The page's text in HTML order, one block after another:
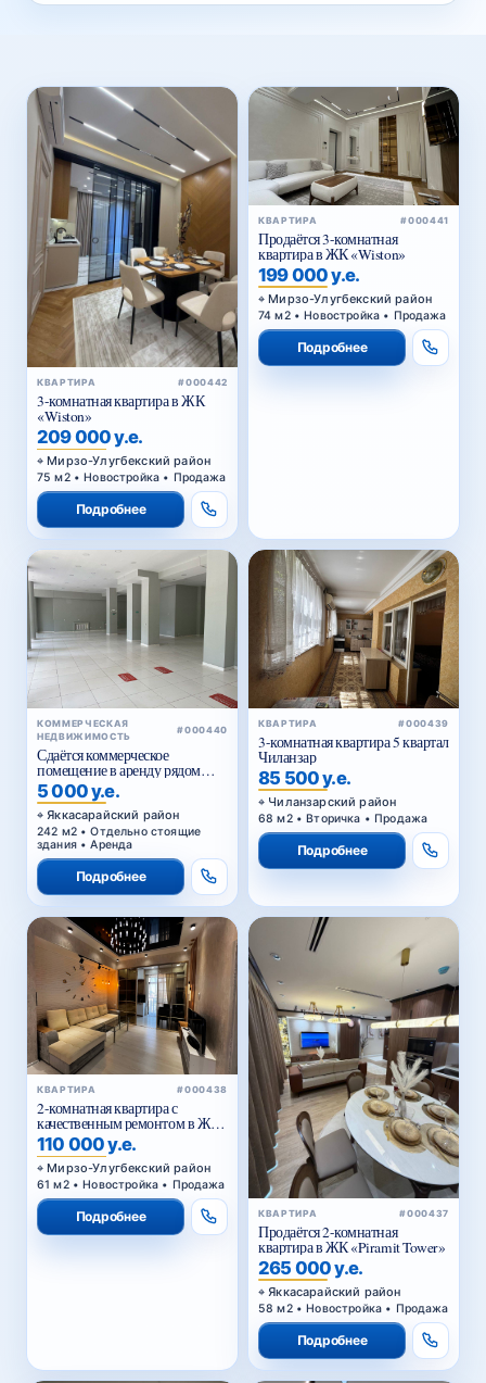
КВАРТИРА #000442
3-комнатная квартира в ЖК
«Wiston»
209 000 у.е.
Мирзо-Улугбекский район
75 м2 • Новостройка • Продажа
Подробнее
КВАРТИРА #000441
Продаётся 3-комнатная
квартира в ЖК «Wiston»
199 000 у.е.
Мирзо-Улугбекский район
74 м2 • Новостройка • Продажа
Подробнее
КОММЕРЧЕСКАЯ
НЕДВИЖИМОСТЬ
#000440
Сдаётся коммерческое
помещение в аренду рядом
Голубые купола
5 000 у.е.
Яккасарайский район
242 м2 • Отдельно стоящие
здания • Аренда
Подробнее
КВАРТИРА #000439
3-комнатная квартира 5 квартал
Чиланзар
85 500 у.е.
Чиланзарский район
68 м2 • Вторичка • Продажа
Подробнее
КВАРТИРА #000438
2-комнатная квартира с
качественным ремонтом в ЖК
Parkent Avenue — 61,02 м²
110 000 у.е.
Мирзо-Улугбекский район
61 м2 • Новостройка • Продажа
Подробнее КВАРТИРА #000437
Продаётся 2-комнатная
квартира в ЖК «Piramit Tower»
265 000 у.е.
Яккасарайский район
58 м2 • Новостройка • Продажа
Подробнее